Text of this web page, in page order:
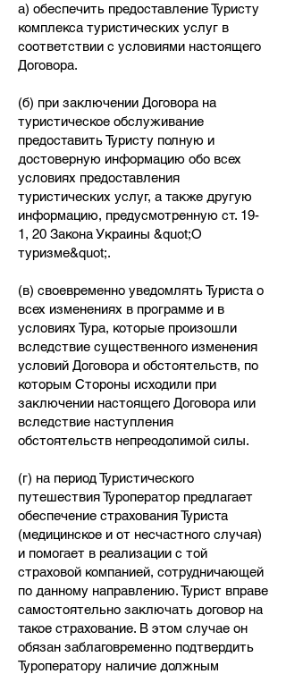
а) обеспечить предоставление Туристу
комплекса туристических услуг в
соответствии с условиями настоящего
Договора.
(б) при заключении Договора на
туристическое обслуживание
предоставить Туристу полную и
достоверную информацию обо всех
условиях предоставления
туристических услуг, а также другую
информацию, предусмотренную ст. 19-
1, 20 Закона Украины &quot;О
туризме&quot;.
(в) своевременно уведомлять Туриста о
всех изменениях в программе и в
условиях Тура, которые произошли
вследствие существенного изменения
условий Договора и обстоятельств, по
которым Стороны исходили при
заключении настоящего Договора или
вследствие наступления
обстоятельств непреодолимой силы.
(г) на период Туристического
путешествия Туроператор предлагает
обеспечение страхования Туриста
(медицинское и от несчастного случая)
и помогает в реализации с той
страховой компанией, сотрудничающей
по данному направлению. Турист вправе
самостоятельно заключать договор на
такое страхование. В этом случае он
обязан заблаговременно подтвердить
Туроператору наличие должным